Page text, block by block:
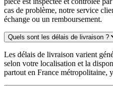
cas de problème, notre service
échange ou un remboursement.
Quels sont les délais de livraison ?
Les délais de livraison varient
selon votre localisation et la
partout en France métropolitaine,